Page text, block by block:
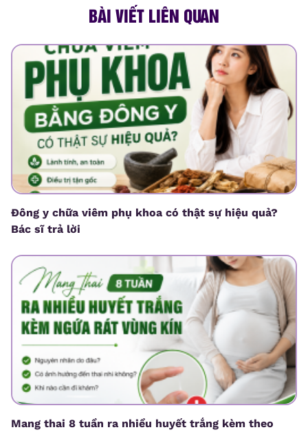
BÀI VIẾT LIÊN QUAN
Đông y chữa viêm phụ khoa có thật sự hiệu quả?
Bác sĩ trả lời
Mang thai 8 tuần ra nhiều huyết trắng kèm theo